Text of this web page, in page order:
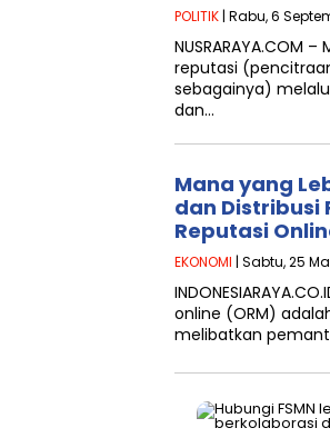
POLITIK | Rabu, 6
reputasi
sebagainya)
dan…
Mana yang
dan Distribusi
Reputasi
EKONOMI | Sabtu, 25
online (ORM)
melibatkan